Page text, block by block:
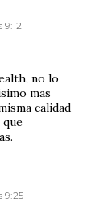
9:12
no lo
mas
calidad
que
9:25